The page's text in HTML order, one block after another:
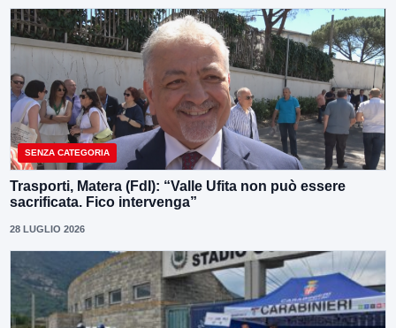
SENZA CATEGORIA
Trasporti, Matera (FdI): “Valle Ufita non può essere
sacrificata. Fico intervenga”
28 LUGLIO 2026